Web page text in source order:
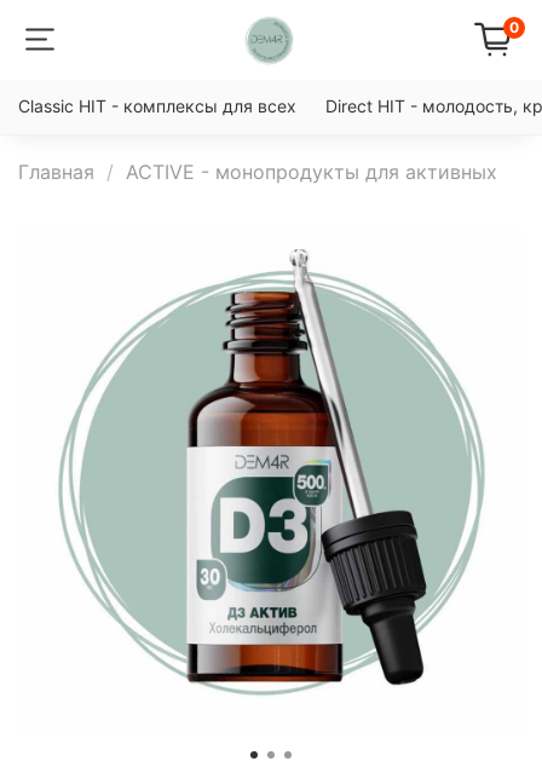
0
Classic HIT - комплексы для всех Direct HIT - молодость,
Главная ACTIVE - монопродукты для активных